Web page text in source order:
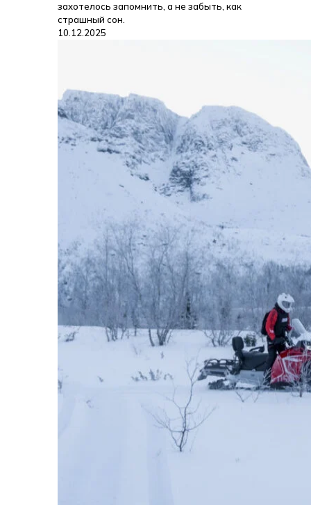
захотелось запомнить, а не забыть, как
страшный сон.
10.12.2025